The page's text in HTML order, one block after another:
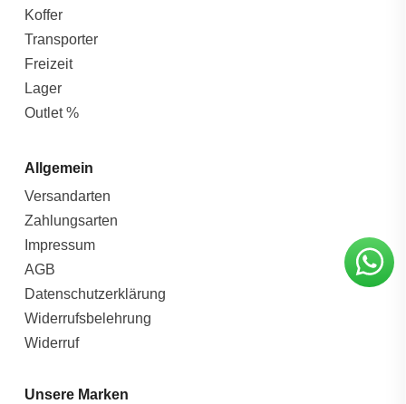
Koffer
Transporter
Freizeit
Lager
Outlet %
Allgemein
Versandarten
Zahlungsarten
Impressum
AGB
Datenschutzerklärung
Widerrufsbelehrung
Widerruf
Unsere Marken